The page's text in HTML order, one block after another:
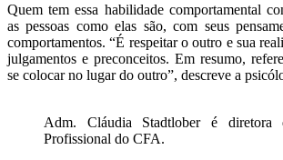
Quem tem essa habilidade comportamental
as pessoas como elas são, com seus
comportamentos. “É respeitar o outro e sua
julgamentos e preconceitos. Em resumo,
se colocar no lugar do outro”, descreve a
Adm. Cláudia Stadtlober é diretora
Profissional do CFA.